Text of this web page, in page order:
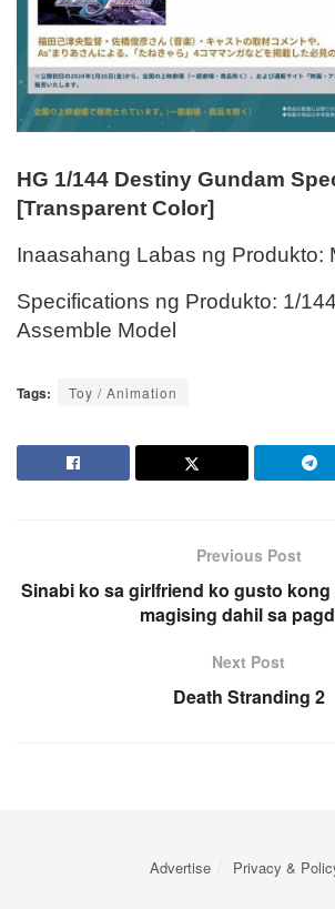
HG 1/144 Destiny Gundam
[Transparent Color]
Inaasahang Labas ng Produkto:
Specifications ng Produkto: 1/
Assemble Model
Tags: Toy / Animation
Previous Post
Sinabi ko sa girlfriend ko gusto
magising dahil sa
Next Post
Death Stranding 2
Advertise Privacy &